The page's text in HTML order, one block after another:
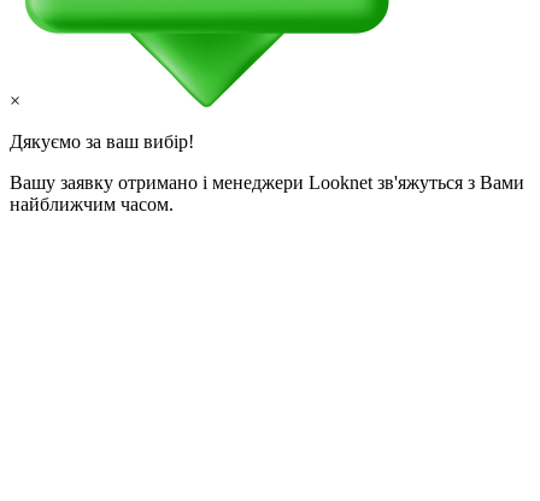
×
Дякуємо за ваш вибір!
Вашу заявку отримано і менеджери Looknet зв'яжуться з Вами
найближчим часом.